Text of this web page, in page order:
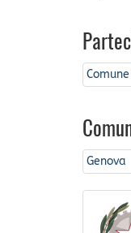
Genova